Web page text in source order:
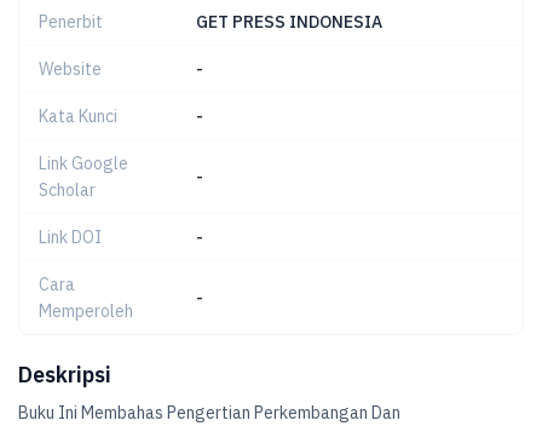
Penerbit GET PRESS INDONESIA
Website -
Kata Kunci -
Link Google
Scholar
-
Link DOI -
Cara
Memperoleh
-
Deskripsi
Buku Ini Membahas Pengertian Perkembangan Dan